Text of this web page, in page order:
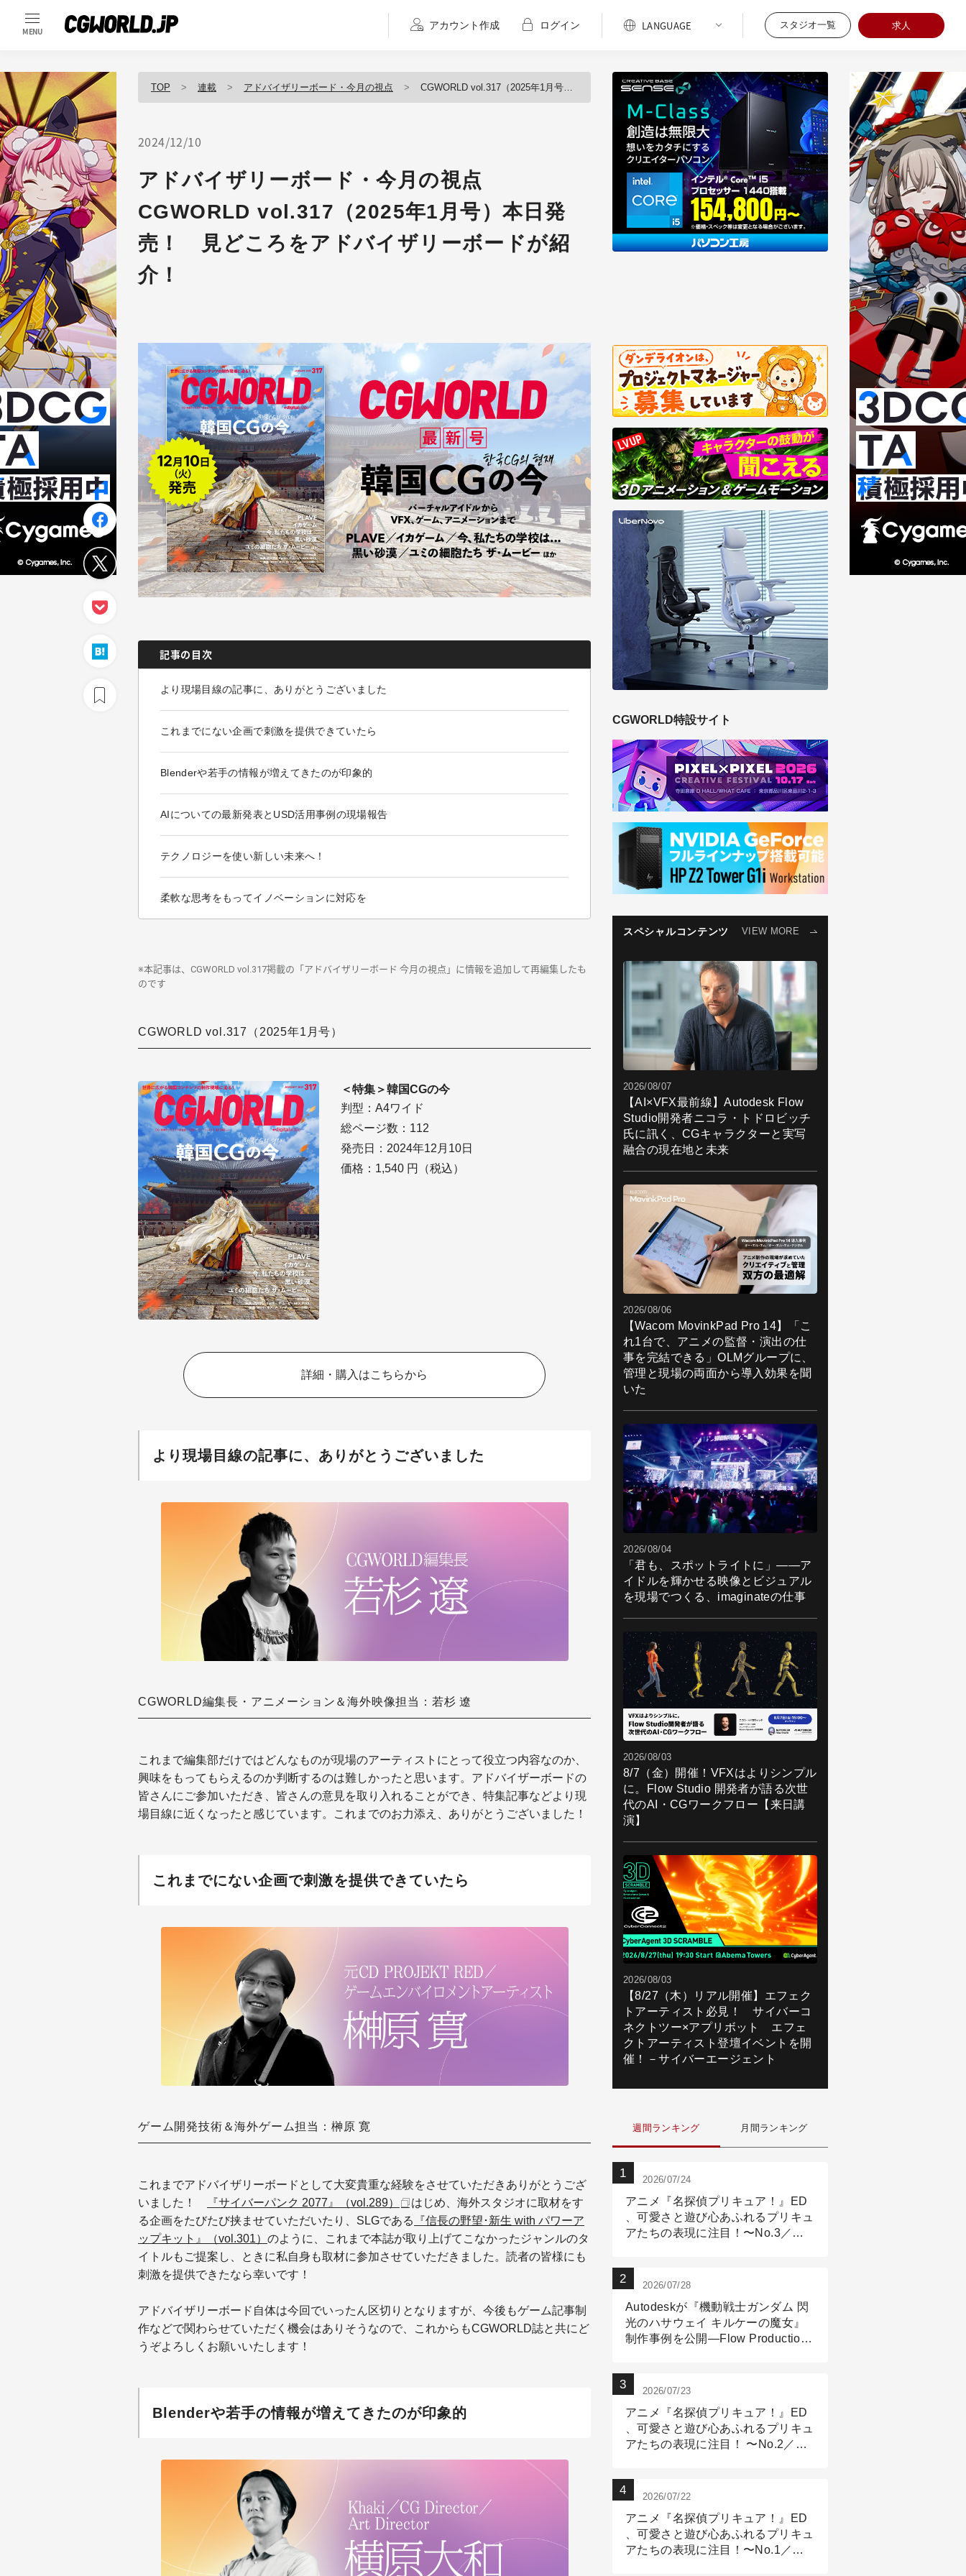
MENU
アカウント作成 ログイン スタジオ一覧 求人
TOP 連載 アドバイザリーボード・今月の視点 CGWORLD vol.317（2025年1月号）本日発売！ 見どころをアドバイザリーボードが紹介！
2024/12/10
アドバイザリーボード・今月の視点
CGWORLD vol.317（2025年1月号）本日発
売！ 見どころをアドバイザリーボードが紹
介！
記事の目次
より現場目線の記事に、ありがとうございました
これまでにない企画で刺激を提供できていたら
Blenderや若手の情報が増えてきたのが印象的
AIについての最新発表とUSD活用事例の現場報告
テクノロジーを使い新しい未来へ！
柔軟な思考をもってイノベーションに対応を
※本記事は、CGWORLD vol.317掲載の「アドバイザリーボード 今月の視点」に情報を追加して再編集したも
のです
CGWORLD vol.317（2025年1月号）
＜特集＞韓国CGの今
判型：A4ワイド
総ページ数： 112
発売日：2024年12月10日
価格：1,540 円（税込）
詳細・購入はこちらから
より現場目線の記事に、ありがとうございました
CGWORLD編集長・アニメーション＆海外映像担当：若杉 遼
これまで編集部だけではどんなものが現場のアーティストにとって役立つ内容なのか、
興味をもってもらえるのか判断するのは難しかったと思います。アドバイザーボードの
皆さんにご参加いただき、皆さんの意見を取り入れることができ、特集記事などより現
場目線に近くなったと感じています。これまでのお力添え、ありがとうございました！
これまでにない企画で刺激を提供できていたら
ゲーム開発技術＆海外ゲーム担当：榊原 寛
これまでアドバイザリーボードとして大変貴重な経験をさせていただきありがとうござ
いました！
『サイバーパンク 2077』（vol.289）
はじめ、海外スタジオに取材をす
る企画をたびたび挟ませていただいたり、SLGである
『信長の野望･新生 with パワーア
ップキット』（vol.301） のように、これまで本誌が取り上げてこなかったジャンルのタ
イトルもご提案し、ときに私自身も取材に参加させていただきました。読者の皆様にも
刺激を提供できたなら幸いです！
アドバイザリーボード自体は今回でいったん区切りとなりますが、今後もゲーム記事制
作などで関わらせていただく機会はありそうなので、これからもCGWORLD誌と共にど
うぞよろしくお願いいたします！
Blenderや若手の情報が増えてきたのが印象的
CGWORLD特設サイト
スペシャルコンテンツ VIEW MORE
2026/08/07
【AI×VFX最前線】Autodesk Flow
Studio開発者ニコラ・トドロビッチ
氏に訊く、CGキャラクターと実写
融合の現在地と未来
2026/08/06
【Wacom MovinkPad Pro 14】「こ
れ1台で、アニメの監督・演出の仕
事を完結できる」OLMグループに、
管理と現場の両面から導入効果を聞
いた
2026/08/04
「君も、スポットライトに」――ア
イドルを輝かせる映像とビジュアル
を現場でつくる、imaginateの仕事
2026/08/03
8/7（金）開催！VFXはよりシンプル
に。Flow Studio 開発者が語る次世
代のAI・CGワークフロー【来日講
演】
2026/08/03
【8/27（木）リアル開催】エフェク
トアーティスト必見！ サイバーコ
ネクトツー×アプリボット エフェ
クトアーティスト登壇イベントを開
催！－サイバーエージェント
週間ランキング 月間ランキング
2026/07/24
アニメ『名探偵プリキュア！』ED
、可愛さと遊び心あふれるプリキュ
アたちの表現に注目！〜No.3／ア
2026/07/28
Autodeskが『機動戦士ガンダム 閃
光のハサウェイ キルケーの魔女』
制作事例を公開―Flow Production
2026/07/23
アニメ『名探偵プリキュア！』ED
、可愛さと遊び心あふれるプリキュ
アたちの表現に注目！ 〜No.2／モ
2026/07/22
アニメ『名探偵プリキュア！』ED
、可愛さと遊び心あふれるプリキュ
アたちの表現に注目！〜No.1／演